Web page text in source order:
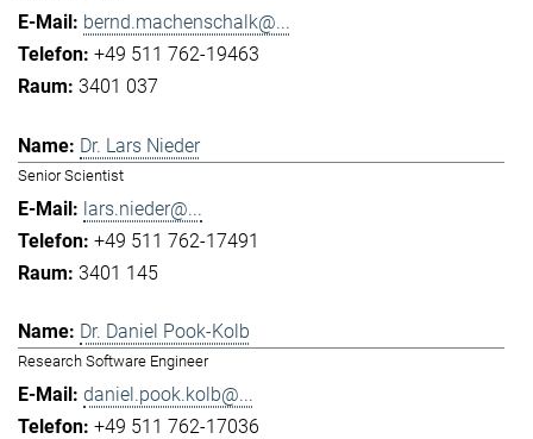
bernd.machenschalk@...
+49 511 762-19463
3401 037
Dr. Lars Nieder
Senior Scientist
lars.nieder@...
+49 511 762-17491
3401 145
Dr. Daniel Pook-Kolb
Research Software Engineer
daniel.pook.kolb@...
+49 511 762-17036